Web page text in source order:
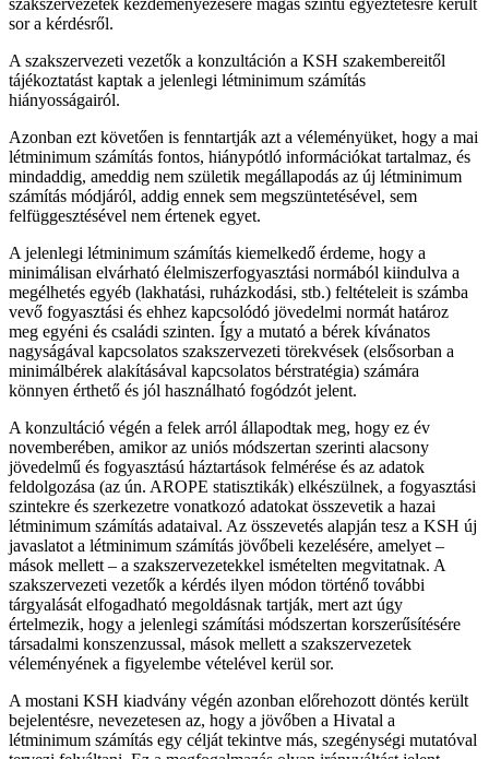
szakszervezetek kezdeményezésére magas szintű egyeztetésre került
sor a kérdésről.
A szakszervezeti vezetők a konzultáción a KSH szakembereitől
tájékoztatást kaptak a jelenlegi létminimum számítás
hiányosságairól.
Azonban ezt követően is fenntartják azt a véleményüket, hogy a mai
létminimum számítás fontos, hiánypótló információkat tartalmaz, és
mindaddig, ameddig nem születik megállapodás az új létminimum
számítás módjáról, addig ennek sem megszüntetésével, sem
felfüggesztésével nem értenek egyet.
A jelenlegi létminimum számítás kiemelkedő érdeme, hogy a
minimálisan elvárható élelmiszerfogyasztási normából kiindulva a
megélhetés egyéb (lakhatási, ruházkodási, stb.) feltételeit is számba
vevő fogyasztási és ehhez kapcsolódó jövedelmi normát határoz
meg egyéni és családi szinten. Így a mutató a bérek kívánatos
nagyságával kapcsolatos szakszervezeti törekvések (elsősorban a
minimálbérek alakításával kapcsolatos bérstratégia) számára
könnyen érthető és jól használható fogódzót jelent.
A konzultáció végén a felek arról állapodtak meg, hogy ez év
novemberében, amikor az uniós módszertan szerinti alacsony
jövedelmű és fogyasztású háztartások felmérése és az adatok
feldolgozása (az ún. AROPE statisztikák) elkészülnek, a fogyasztási
szintekre és szerkezetre vonatkozó adatokat összevetik a hazai
létminimum számítás adataival. Az összevetés alapján tesz a KSH új
javaslatot a létminimum számítás jövőbeli kezelésére, amelyet –
mások mellett – a szakszervezetekkel ismételten megvitatnak. A
szakszervezeti vezetők a kérdés ilyen módon történő további
tárgyalását elfogadható megoldásnak tartják, mert azt úgy
értelmezik, hogy a jelenlegi számítási módszertan korszerűsítésére
társadalmi konszenzussal, mások mellett a szakszervezetek
véleményének a figyelembe vételével kerül sor.
A mostani KSH kiadvány végén azonban előrehozott döntés került
bejelentésre, nevezetesen az, hogy a jövőben a Hivatal a
létminimum számítás egy célját tekintve más, szegénységi mutatóval